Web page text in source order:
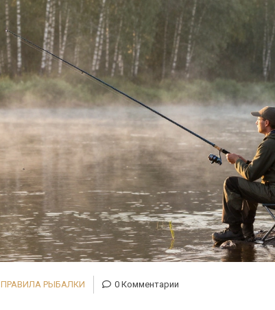
ПРАВИЛА РЫБАЛКИ 0 Комментарии